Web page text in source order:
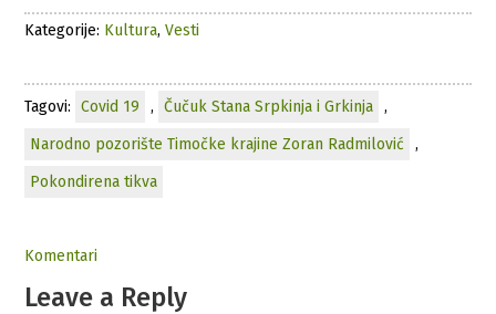
Kategorije: Kultura,Vesti
Tagovi: Covid 19 , Čučuk Stana Srpkinja i Grkinja
,
Narodno pozorište Timočke krajine Zoran Radmilović
,
Pokondirena tikva
Komentari
Leave a Reply